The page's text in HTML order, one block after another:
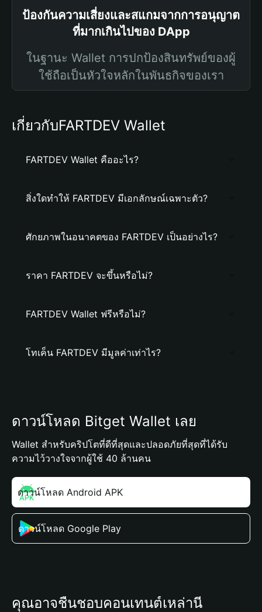
ป้องกันความเสี่ยงและสแกมจากการอนุญาต
ที่มากเกินไปของ DApp
ในฐานะ Wallet การปกป้องสินทรัพย์ของผู้
ใช้ถือเป็นหัวใจหลักในพันธกิจของเรา
เกี่ยวกับFARTDEV Wallet
FARTDEV Wallet คืออะไร?
สิ่งใดทำให้ FARTDEV มีเอกลักษณ์เฉพาะตัว?
ศักยภาพในอนาคตของ FARTDEV เป็นอย่างไร?
ราคา FARTDEV จะขึ้นหรือไม่?
FARTDEV Wallet ฟรีหรือไม่?
โทเค็น FARTDEV มีมูลค่าเท่าไร?
ดาวน์โหลด Bitget Wallet เลย
Wallet สำหรับคริปโตที่ดีที่สุดและปลอดภัยที่สุดที่ได้รับ
ความไว้วางใจจากผู้ใช้ 40 ล้านคน
ดาวน์โหลด Android APK
ดาวน์โหลด Google Play
คุณอาจชื่นชอบคอนเทนต์เหล่านี้